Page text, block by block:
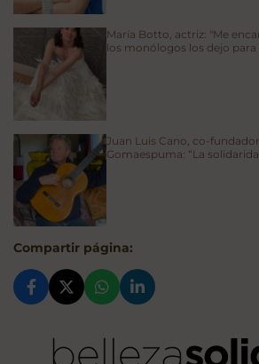
María Botto, actriz: "Me
los monólogos los dejo para
Juan Luis Cano, co-
Gomaespuma: “La
Compartir página: